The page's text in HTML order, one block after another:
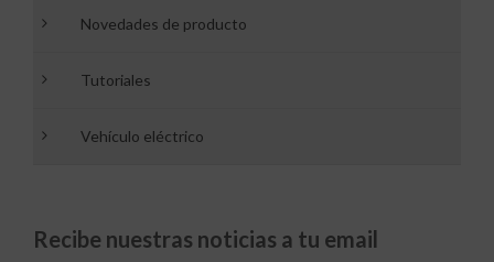
Novedades de producto
Tutoriales
Vehículo eléctrico
Recibe nuestras noticias a tu email